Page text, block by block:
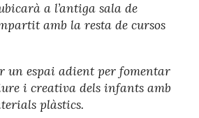
a l’antiga sala de
amb la resta de cursos
un espai adient per fomentar
i creativa dels infants amb
plàstics.